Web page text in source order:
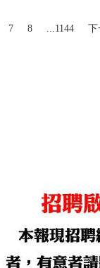
7 8 ...1144 下